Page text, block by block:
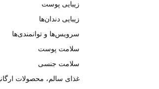
زیبایی پوست
زیبایی دندان‌ها
سرویس‌ها و توانمندی‌ها
سلامت پوست
سلامت جنسی
غذای سالم، محصولات